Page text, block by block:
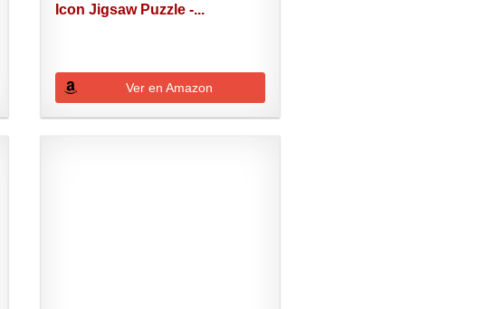
Icon Jigsaw Puzzle -...
Ver en Amazon